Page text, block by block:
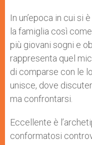
In un’epoca in cui si
la famiglia così
più giovani sogni e
rappresenta quel
di comparse con le
unisce, dove
ma confrontarsi.
Eccellente è
conformatosi